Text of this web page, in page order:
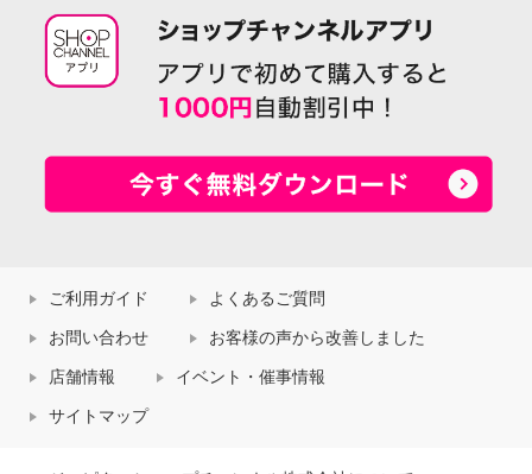
ご利用ガイド よくあるご質問
お問い合わせ お客様の声から改善しました
店舗情報 イベント・催事情報
サイトマップ